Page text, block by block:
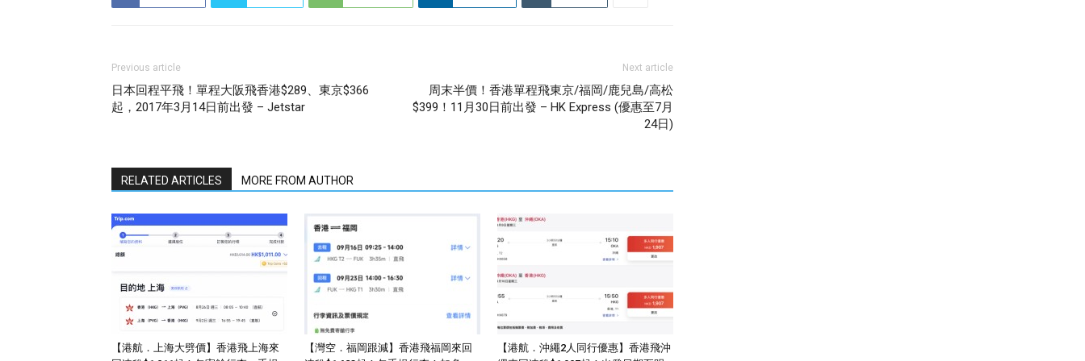
Previous article
日本回程平飛！單程大阪飛香港$289、東京$366
起，2017年3月14日前出發 – Jetstar
Next article
周末半價！香港單程飛東京/福岡/鹿兒島/高松
$399！11月30日前出發 – HK Express (優惠至7月
24日)
RELATED ARTICLES MORE FROM AUTHOR
【港航．上海大劈價】香港飛上海來
【灣空．福岡跟減】香港飛福岡來回
【港航．沖繩2人同行優惠】香港飛沖